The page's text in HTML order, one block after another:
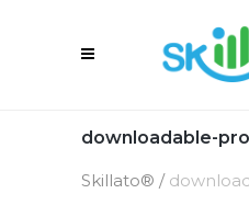
downloadable-
Skillato® /